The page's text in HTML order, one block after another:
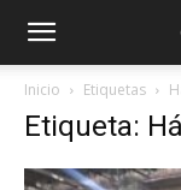
Padre
Reginaldo
Inicio Etiquetas
Etiqueta: